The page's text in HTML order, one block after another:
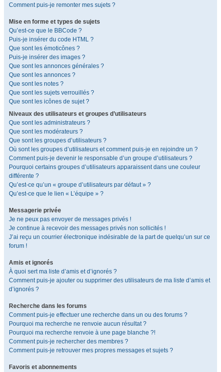
Comment puis-je remonter mes sujets ?
Mise en forme et types de sujets
Qu’est-ce que le BBCode ?
Puis-je insérer du code HTML ?
Que sont les émoticônes ?
Puis-je insérer des images ?
Que sont les annonces générales ?
Que sont les annonces ?
Que sont les notes ?
Que sont les sujets verrouillés ?
Que sont les icônes de sujet ?
Niveaux des utilisateurs et groupes d’utilisateurs
Que sont les administrateurs ?
Que sont les modérateurs ?
Que sont les groupes d’utilisateurs ?
Où sont les groupes d’utilisateurs et comment puis-je en rejoindre un ?
Comment puis-je devenir le responsable d’un groupe d’utilisateurs ?
Pourquoi certains groupes d’utilisateurs apparaissent dans une couleur
différente ?
Qu’est-ce qu’un « groupe d’utilisateurs par défaut » ?
Qu’est-ce que le lien « L’équipe » ?
Messagerie privée
Je ne peux pas envoyer de messages privés !
Je continue à recevoir des messages privés non sollicités !
J’ai reçu un courrier électronique indésirable de la part de quelqu’un sur ce
forum !
Amis et ignorés
À quoi sert ma liste d’amis et d’ignorés ?
Comment puis-je ajouter ou supprimer des utilisateurs de ma liste d’amis et
d’ignorés ?
Recherche dans les forums
Comment puis-je effectuer une recherche dans un ou des forums ?
Pourquoi ma recherche ne renvoie aucun résultat ?
Pourquoi ma recherche renvoie à une page blanche ?!
Comment puis-je rechercher des membres ?
Comment puis-je retrouver mes propres messages et sujets ?
Favoris et abonnements